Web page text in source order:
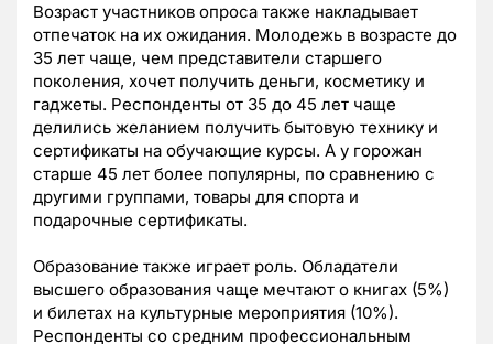
Возраст участников опроса также накладывает
отпечаток на их ожидания. Молодежь в возрасте до
35 лет чаще, чем представители старшего
поколения, хочет получить деньги, косметику и
гаджеты. Респонденты от 35 до 45 лет чаще
делились желанием получить бытовую технику и
сертификаты на обучающие курсы. А у горожан
старше 45 лет более популярны, по сравнению с
другими группами, товары для спорта и
подарочные сертификаты.
Образование также играет роль. Обладатели
высшего образования чаще мечтают о книгах (5%)
и билетах на культурные мероприятия (10%).
Респонденты со средним профессиональным